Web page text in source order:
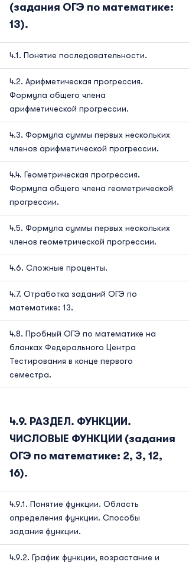
(задания ОГЭ по математике:
13).
Понятие последовательности.
Арифметическая прогрессия.
Формула общего члена
арифметической прогрессии.
Формула суммы первых нескольких
членов арифметической прогрессии.
Геометрическая прогрессия.
Формула общего члена геометрической
прогрессии.
Формула суммы первых нескольких
членов геометрической прогрессии.
Сложные проценты.
Отработка заданий ОГЭ по
математике: 13.
Пробный ОГЭ по математике на
бланках Федерального Центра
Тестирования в конце первого
семестра.
РАЗДЕЛ. ФУНКЦИИ.
ЧИСЛОВЫЕ ФУНКЦИИ (задания
ОГЭ по математике: 2, 3, 12,
16).
Понятие функции. Область
определения функции. Способы
задания функции.
График функции, возрастание и